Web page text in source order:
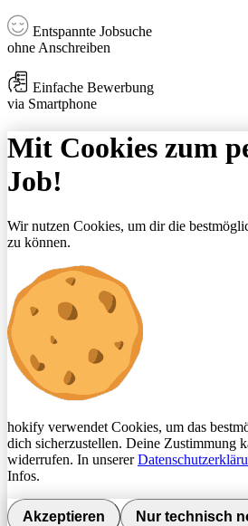
Entspannte Jobsuche
ohne Anschreiben
Einfache Bewerbung
via Smartphone
Mit Cookies zum
Job!
Wir nutzen Cookies, um dir die
zu können.
hokify verwendet Cookies, um das
dich sicherzustellen. Deine Zustimmung
widerrufen. In unserer
Infos.
Akzeptieren Nur technisch